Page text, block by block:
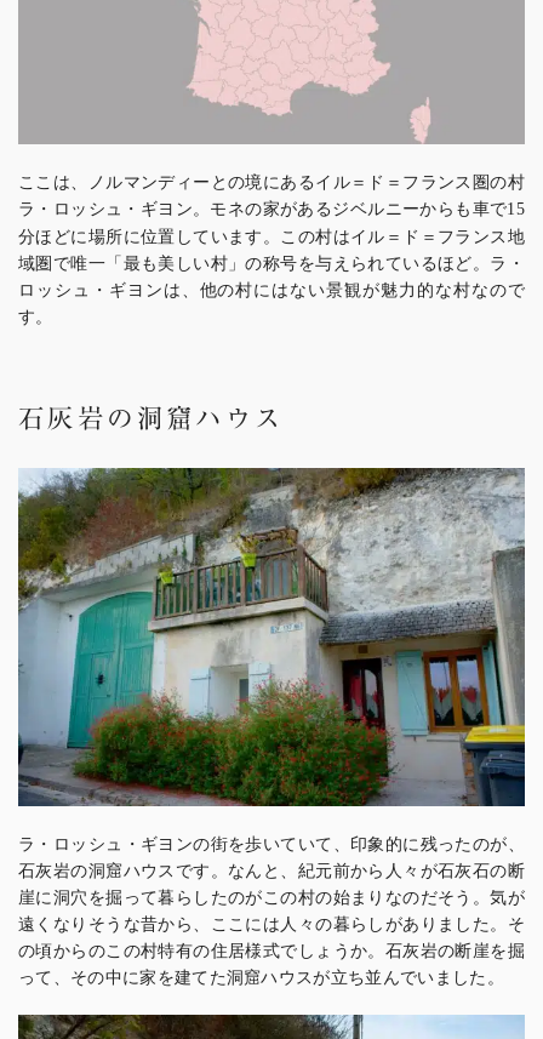
ここは、ノルマンディーとの境にあるイル＝ド＝フランス圏の村
ラ・ロッシュ・ギヨン。モネの家があるジベルニーからも車で15
分ほどに場所に位置しています。この村はイル＝ド＝フランス地
域圏で唯一「最も美しい村」の称号を与えられているほど。ラ・
ロッシュ・ギヨンは、他の村にはない景観が魅力的な村なので
す。
石灰岩の洞窟ハウス
ラ・ロッシュ・ギヨンの街を歩いていて、印象的に残ったのが、
石灰岩の洞窟ハウスです。なんと、紀元前から人々が石灰石の断
崖に洞穴を掘って暮らしたのがこの村の始まりなのだそう。気が
遠くなりそうな昔から、ここには人々の暮らしがありました。そ
の頃からのこの村特有の住居様式でしょうか。石灰岩の断崖を掘
って、その中に家を建てた洞窟ハウスが立ち並んでいました。